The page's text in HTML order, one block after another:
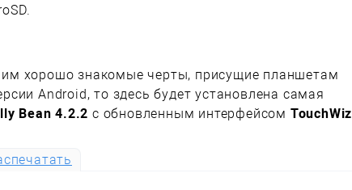
хорошо знакомые черты, присущие планшетам
Android, то здесь будет установлена самая
Bean 4.2.2 с обновленным интерфейсом TouchWiz